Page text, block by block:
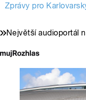
Zprávy pro
Největší audioportál